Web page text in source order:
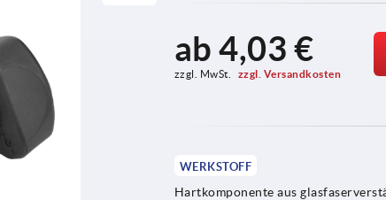
ab4,03 €
zzgl. MwSt. zzgl. Versandkosten
WERKSTOFF
Hartkomponente aus